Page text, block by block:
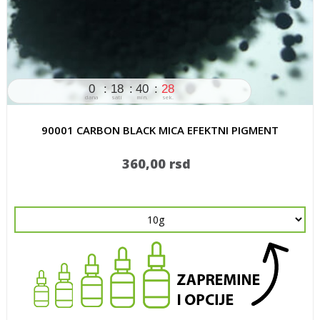
0
dana
18
sati
40
min.
28
sek.
90001 CARBON BLACK MICA EFEKTNI PIGMENT
360,00 rsd